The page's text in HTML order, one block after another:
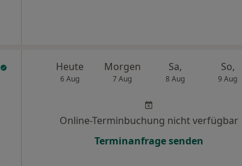
Heute
6 Aug
Morgen
7 Aug
Sa,
8 Aug
So,
9 Aug
Online-Terminbuchung nicht verfügbar
Terminanfrage senden